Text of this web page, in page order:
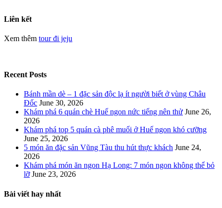
Liên kết
Xem thêm tour đi jeju
Recent Posts
Bánh mần dè – 1 đặc sản độc lạ ít người biết ở vùng Châu
Đốc June 30, 2026
Khám phá 6 quán chè Huế ngon nức tiếng nên thử June 26,
2026
Khám phá top 5 quán cà phê muối ở Huế ngon khó cưỡng
June 25, 2026
5 món ăn đặc sản Vũng Tàu thu hút thực khách June 24,
2026
Khám phá món ăn ngon Hạ Long: 7 món ngon không thể bỏ
lỡ June 23, 2026
Bài viết hay nhất